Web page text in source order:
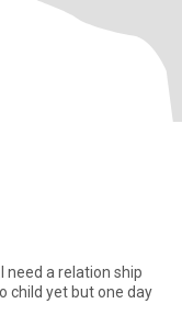
need a relation ship
child yet but one day